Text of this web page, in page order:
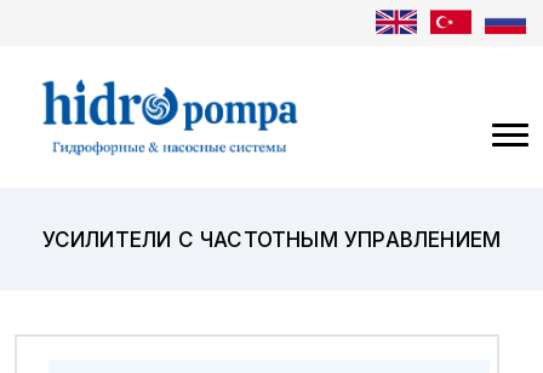
УСИЛИТЕЛИ С ЧАСТОТНЫМ УПРАВЛЕНИЕМ